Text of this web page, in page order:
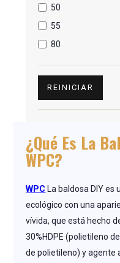
50
55
80
REINICIAR
¿Qué Es La
WPC?
WPC La baldosa DIY es
ecológico con una
vívida, que está hecho
30%HDPE (polietileno
de polietileno) y agente